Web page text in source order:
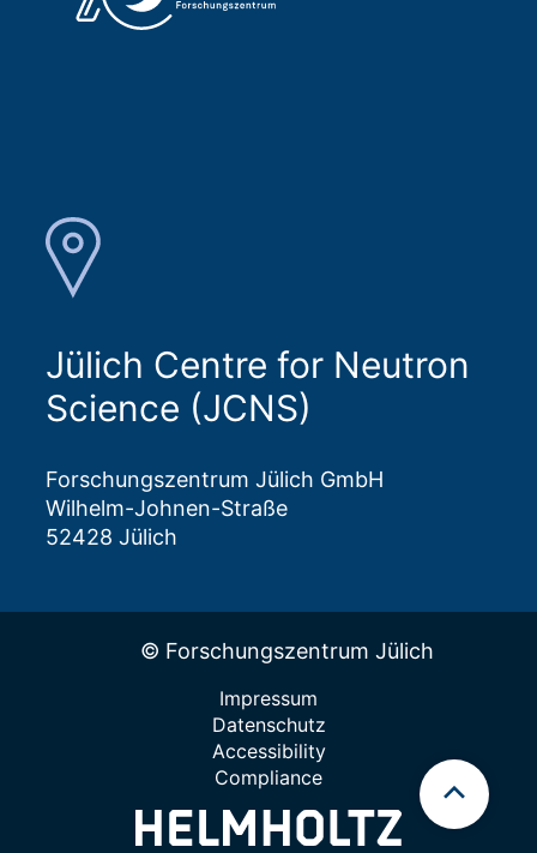
Jülich Centre for Neutron
Science (JCNS)
Forschungszentrum Jülich GmbH
Wilhelm-Johnen-Straße
52428 Jülich
© Forschungszentrum Jülich
Impressum
Datenschutz
Accessibility
Compliance